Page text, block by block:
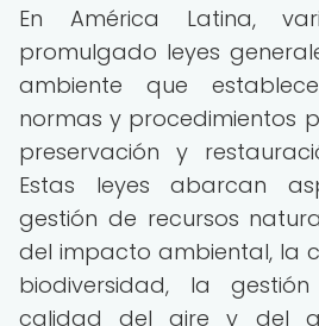
En América Latina,
promulgado leyes
ambiente que
normas y procedimientos
preservación y
Estas leyes abarcan
gestión de recursos
del impacto ambiental, la
biodiversidad, la
calidad del aire y del